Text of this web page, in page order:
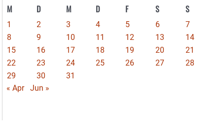
M D M D F S S
1 2 3 4 5 6
7
8
9 10 11 12 13
14
15
16 17 18 19 20
21
22
23 24 25 26 27
28
29
30
31
« Apr
Jun »